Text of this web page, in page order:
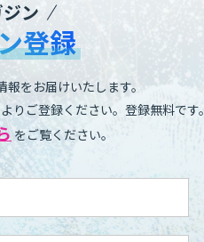
ン
登録
をお届けいたします。
りご登録ください。登録無料です。
をご覧ください。